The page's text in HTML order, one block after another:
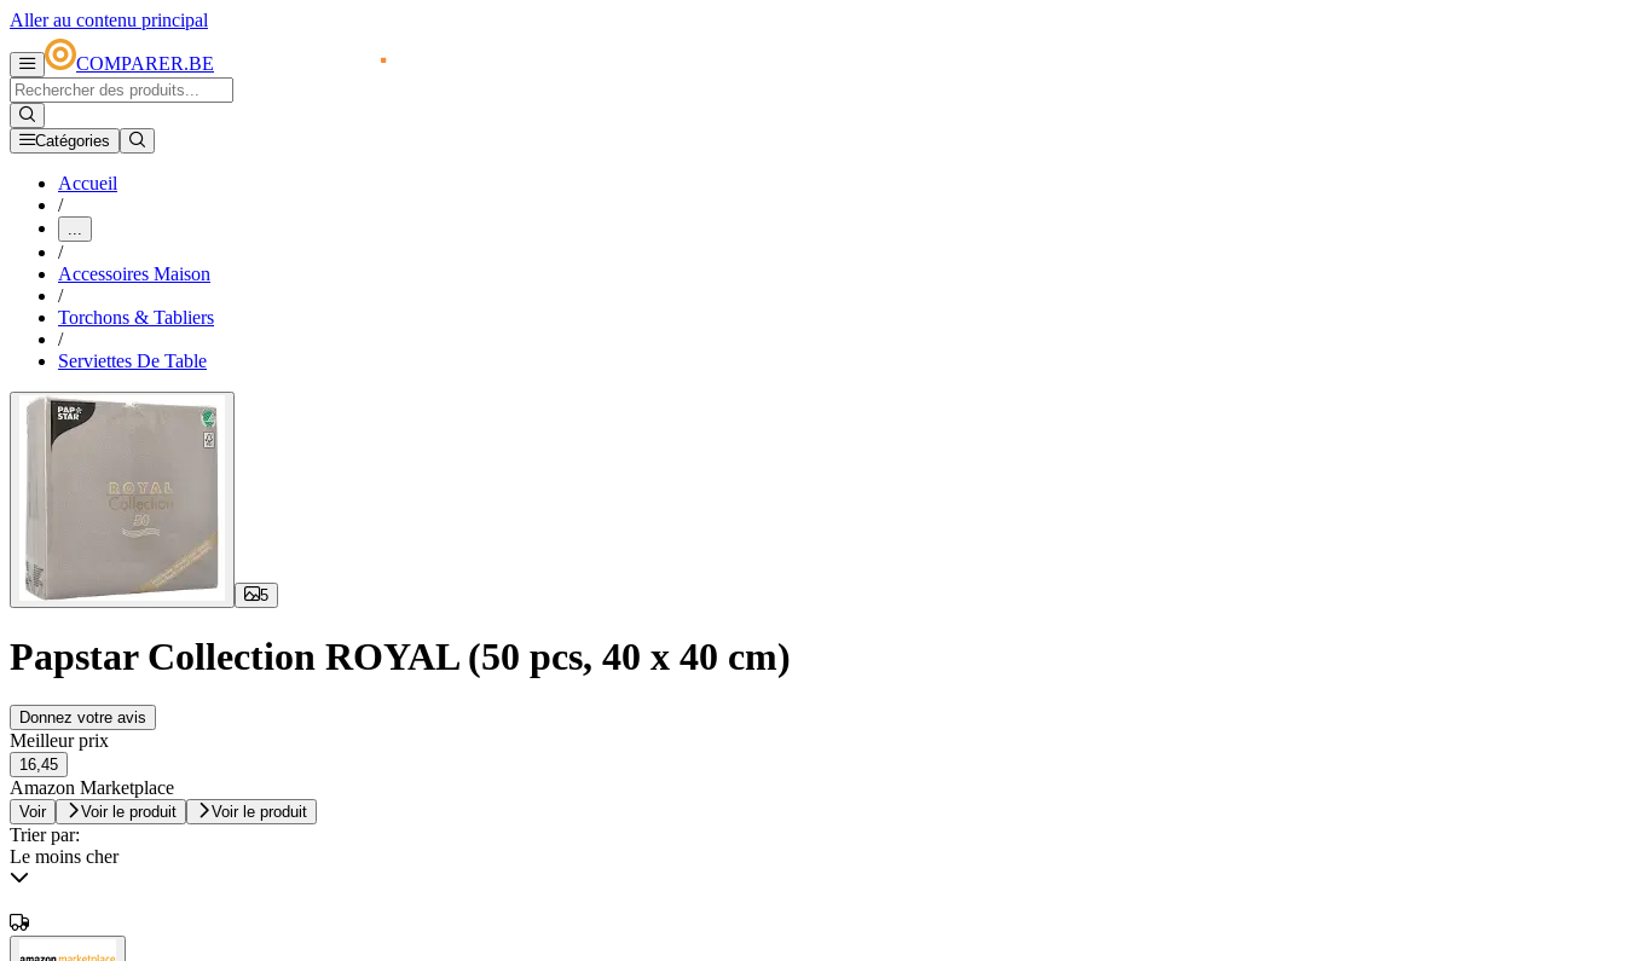
Aller au contenu principal
COMPARER.BE
Catégories
Accueil
/
...
/
Accessoires Maison
/
Torchons & Tabliers
/
Serviettes De Table
5
Papstar Collection ROYAL (50 pcs, 40 x 40 cm)
Donnez votre avis
Meilleur prix
16,45
Amazon Marketplace
Voir Voir le produit Voir le produit
Trier par:
Le moins cher